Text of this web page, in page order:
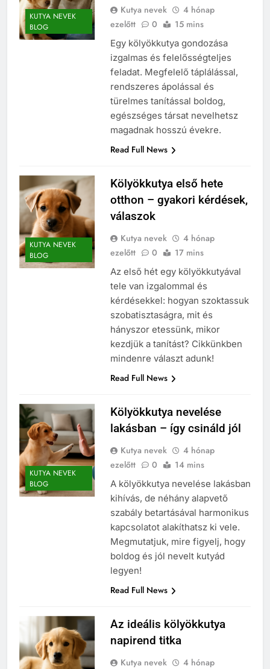
KUTYA NEVEK
BLOG
Kutya nevek
4 hónap
ezelőtt
0 15 mins
Egy kölyökkutya gondozása
izgalmas és felelősségteljes
feladat. Megfelelő táplálással,
rendszeres ápolással és
türelmes tanítással boldog,
egészséges társat nevelhetsz
magadnak hosszú évekre.
Read Full News
KUTYA NEVEK
BLOG
Kölyökkutya első hete
otthon – gyakori kérdések,
válaszok
Kutya nevek
4 hónap
ezelőtt
0 17 mins
Az első hét egy kölyökkutyával
tele van izgalommal és
kérdésekkel: hogyan szoktassuk
szobatisztaságra, mit és
hányszor etessünk, mikor
kezdjük a tanítást? Cikkünkben
mindenre választ adunk!
Read Full News
KUTYA NEVEK
BLOG
Kölyökkutya nevelése
lakásban – így csináld jól
Kutya nevek
4 hónap
ezelőtt
0 14 mins
A kölyökkutya nevelése lakásban
kihívás, de néhány alapvető
szabály betartásával harmonikus
kapcsolatot alakíthatsz ki vele.
Megmutatjuk, mire figyelj, hogy
boldog és jól nevelt kutyád
legyen!
Read Full News
Az ideális kölyökkutya
napirend titka
Kutya nevek
4 hónap